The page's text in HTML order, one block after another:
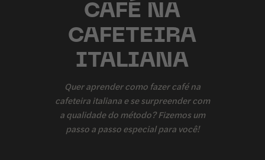
CAFÉ NA
CAFETEIRA
ITALIANA
Quer aprender como fazer café na
cafeteira italiana e se surpreender com
a qualidade do método? Fizemos um
passo a passo especial para você!